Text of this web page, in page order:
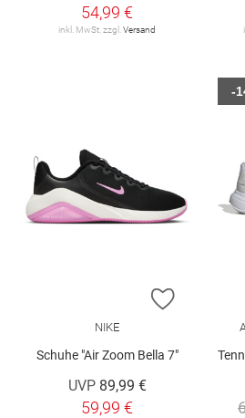
54,99 €
inkl. MwSt. zzgl. Versand
ZUR
NIKE
Schuhe "Air Zoom Bella 7"
UVP 89,99 €
59,99 €
-